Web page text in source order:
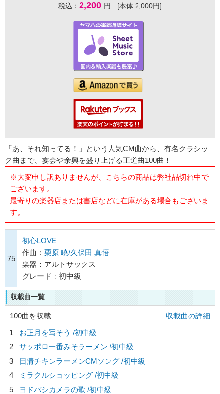
税込： 2,200 円 [本体 2,000円]
「あ、それ知ってる！」という人気CM曲から、有名クラシッ
ク曲まで、宴会や余興を盛り上げる王道曲100曲！
※大変申し訳ありませんが、こちらの商品は弊社品切れ中で
ございます。
最寄りの楽器店または書店などに在庫がある場合もございま
す。
75
初心LOVE
作曲： 栗原 暁/久保田 真悟
楽器：アルトサックス
グレード：初中級
収載曲一覧
100曲を収載
収載曲の詳細
1
お正月を写そう /初中級
2
サッポロ一番みそラーメン /初中級
3
日清チキンラーメンCMソング /初中級
4
ミラクルショッピング /初中級
5
ヨドバシカメラの歌 /初中級